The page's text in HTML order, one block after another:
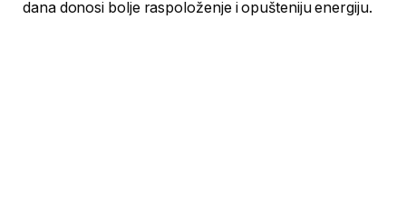
dana donosi bolje raspoloženje i opušteniju energiju.